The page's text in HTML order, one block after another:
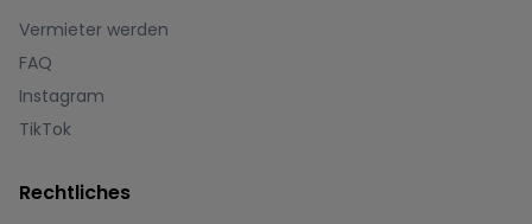
Vermieter werden
FAQ
Instagram
TikTok
Rechtliches